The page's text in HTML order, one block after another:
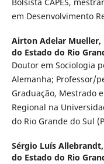
em Desenvolvimento
Airton Adelar Mueller,
do Estado do Rio
Doutor em Sociologia
Alemanha; Professor/
Graduação, Mestrado
Regional na
do Rio Grande do Sul
Sérgio Luís Allebrandt,
do Estado do Rio